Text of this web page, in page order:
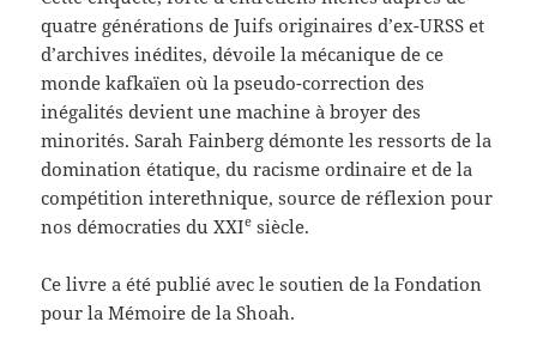
quatre générations de Juifs originaires d’ex-URSS et
d’archives inédites, dévoile la mécanique de ce
monde kafkaïen où la pseudo-correction des
inégalités devient une machine à broyer des
minorités. Sarah Fainberg démonte les ressorts de la
domination étatique, du racisme ordinaire et de la
compétition interethnique, source de réflexion pour
nos démocraties du XXIe siècle.
Ce livre a été publié avec le soutien de la Fondation
pour la Mémoire de la Shoah.